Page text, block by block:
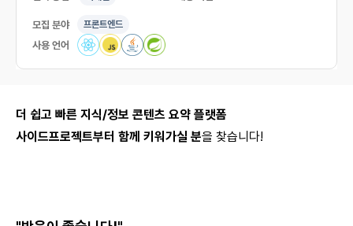
모집 분야 프론트엔드
사용 언어
더 쉽고 빠른 지식/정보 콘텐츠 요약 플랫폼
사이드프로젝트부터 함께 키워가실 분을 찾습니다!